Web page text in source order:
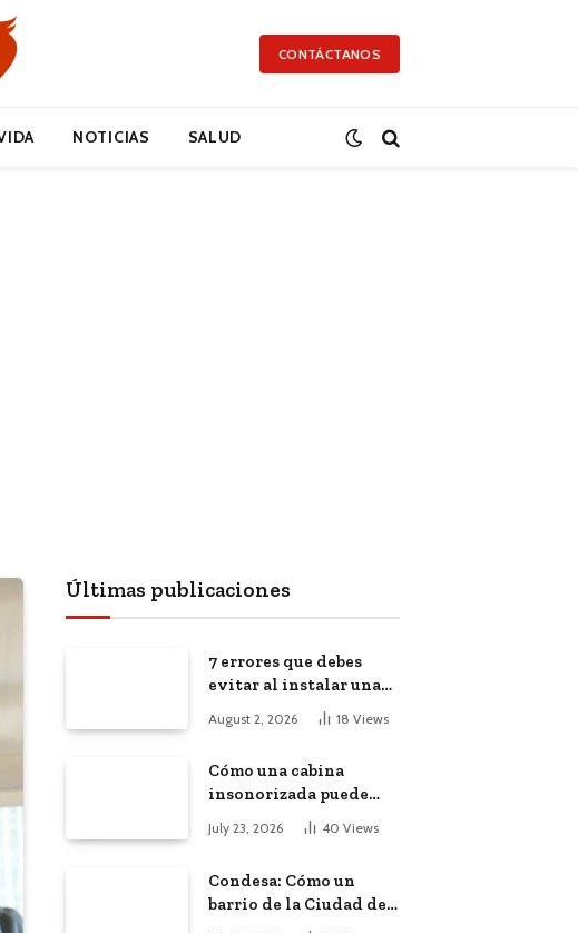
CONTÁCTANOS
NOTICIAS SALUD
Últimas publicaciones
7 errores que debes
evitar al instalar una
red, cámaras o equipos
tecnológicos en una
August 2, 2026 18 Views
Cómo una cabina
insonorizada puede
productividad de tu
July 23, 2026 40 Views
Condesa: Cómo un
barrio de la Ciudad de
México atrajo a